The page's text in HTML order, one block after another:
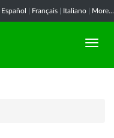
Español Français Italiano More...